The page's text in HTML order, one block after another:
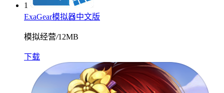
1
ExaGear模拟器中文版
模拟经营/12MB
下载